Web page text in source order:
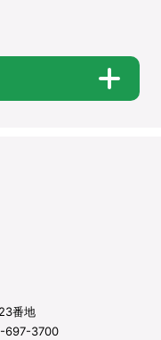
番地
697-3700